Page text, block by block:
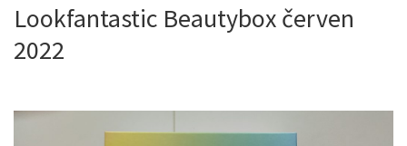
Lookfantastic Beautybox červen
2022